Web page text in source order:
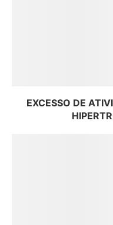
EXCESSO DE